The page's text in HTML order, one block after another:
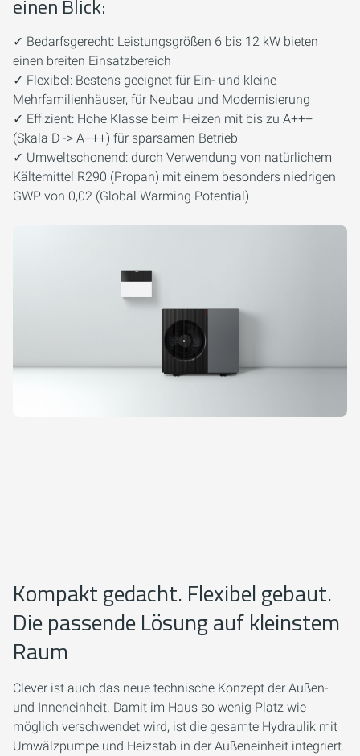
einen Blick:
✓ Bedarfsgerecht: Leistungsgrößen 6 bis 12 kW bieten
einen breiten Einsatzbereich
✓ Flexibel: Bestens geeignet für Ein- und kleine
Mehrfamilienhäuser, für Neubau und Modernisierung
✓ Effizient: Hohe Klasse beim Heizen mit bis zu A+++
(Skala D -> A+++) für sparsamen Betrieb
✓ Umweltschonend: durch Verwendung von natürlichem
Kältemittel R290 (Propan) mit einem besonders niedrigen
GWP von 0,02 (Global Warming Potential)
Kompakt gedacht. Flexibel gebaut.
Die passende Lösung auf kleinstem
Raum
Clever ist auch das neue technische Konzept der Außen-
und Inneneinheit. Damit im Haus so wenig Platz wie
möglich verschwendet wird, ist die gesamte Hydraulik mit
Umwälzpumpe und Heizstab in der Außeneinheit integriert.